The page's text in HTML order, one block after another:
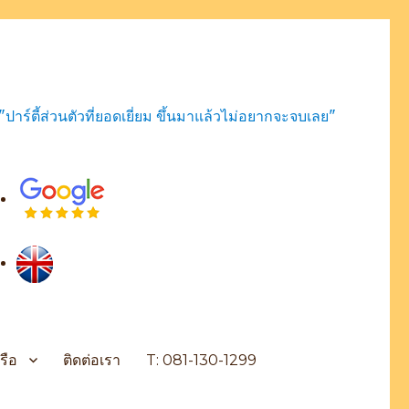
"ปาร์ตี้ส่วนตัวที่ยอดเยี่ยม ขึ้นมาแล้วไม่อยากจะจบเลย"
อ ติดต่อเรา T: 081-130-1299